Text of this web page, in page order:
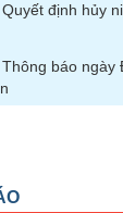
định hủy
báo ngày